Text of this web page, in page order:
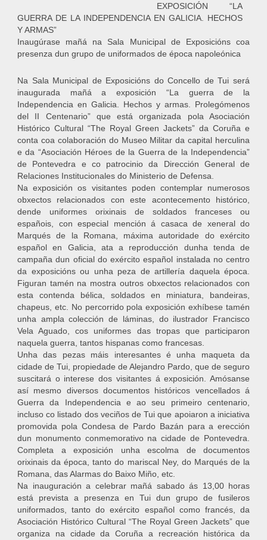
EXPOSICIÓN “LA
GUERRA DE LA INDEPENDENCIA EN GALICIA. HECHOS
Y ARMAS”
Inaugúrase mañá na Sala Municipal de Exposicións coa
presenza dun grupo de uniformados de época napoleónica
Na Sala Municipal de Exposicións do Concello de Tui será
inaugurada mañá a exposición “La guerra de la
Independencia en Galicia. Hechos y armas. Prolegómenos
del II Centenario” que está organizada pola Asociación
Histórico Cultural “The Royal Green Jackets” da Coruña e
conta coa colaboración do Museo Militar da capital herculina
e da “Asociación Héroes de la Guerra de la Independencia”
de Pontevedra e co patrocinio da Dirección General de
Relaciones Institucionales do Ministerio de Defensa.
Na exposición os visitantes poden contemplar numerosos
obxectos relacionados con este acontecemento histórico,
dende uniformes orixinais de soldados franceses ou
españois, con especial mención á casaca de xeneral do
Marqués de la Romana, máxima autoridade do exército
español en Galicia, ata a reproducción dunha tenda de
campaña dun oficial do exército español instalada no centro
da exposicións ou unha peza de artillería daquela época.
Figuran tamén na mostra outros obxectos relacionados con
esta contenda bélica, soldados en miniatura, bandeiras,
chapeus, etc. No percorrido pola exposición exhíbese tamén
unha ampla colección de láminas, do ilustrador Francisco
Vela Aguado, cos uniformes das tropas que participaron
naquela guerra, tantos hispanas como francesas.
Unha das pezas máis interesantes é unha maqueta da
cidade de Tui, propiedade de Alejandro Pardo, que de seguro
suscitará o interese dos visitantes á exposición. Amósanse
así mesmo diversos documentos históricos vencellados á
Guerra da Independencia e ao seu primeiro centenario,
incluso co listado dos veciños de Tui que apoiaron a iniciativa
promovida pola Condesa de Pardo Bazán para a erección
dun monumento conmemorativo na cidade de Pontevedra.
Completa a exposición unha escolma de documentos
orixinais da época, tanto do mariscal Ney, do Marqués de la
Romana, das Alarmas do Baixo Miño, etc.
Na inauguración a celebrar mañá sabado ás 13,00 horas
está prevista a presenza en Tui dun grupo de fusileros
uniformados, tanto do exército español como francés, da
Asociación Histórico Cultural “The Royal Green Jackets” que
organiza na cidade da Coruña a recreación histórica da